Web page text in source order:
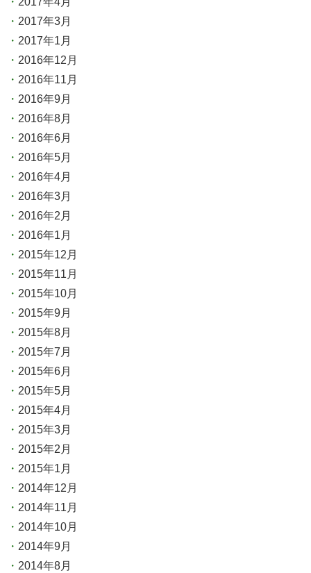
2017年3月
2017年1月
2016年12月
2016年11月
2016年9月
2016年8月
2016年6月
2016年5月
2016年4月
2016年3月
2016年2月
2016年1月
2015年12月
2015年11月
2015年10月
2015年9月
2015年8月
2015年7月
2015年6月
2015年5月
2015年4月
2015年3月
2015年2月
2015年1月
2014年12月
2014年11月
2014年10月
2014年9月
2014年8月